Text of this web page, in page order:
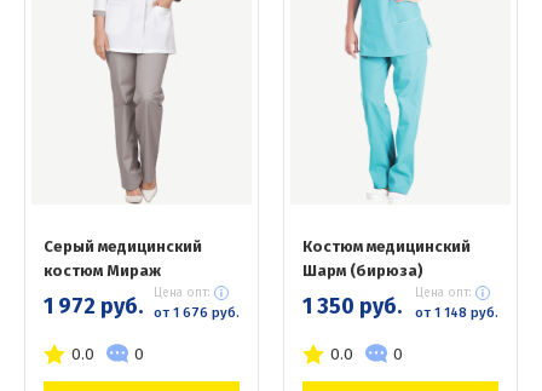
Серый медицинский
костюм Мираж
1 972 руб. Цена опт:
от 1 676 руб.
0.0 0
Костюм медицинский
Шарм (бирюза)
1 350 руб. Цена опт:
от 1 148 руб.
0.0 0